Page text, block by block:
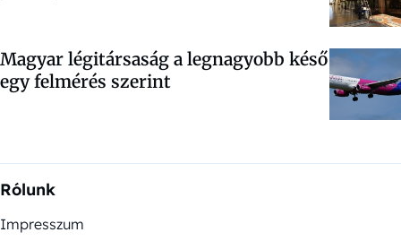
Magyar légitársaság a legnagyobb késő
egy felmérés szerint
Rólunk
Impresszum